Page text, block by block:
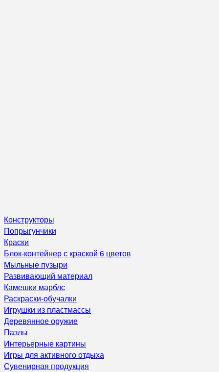
Конструкторы
Попрыгунчики
Краски
Блок-контейнер с краской 6 цветов
Мыльные пузыри
Развивающий материал
Камешки марблс
Раскраски-обучалки
Игрушки из пластмассы
Деревянное оружие
Пазлы
Интерьерные картины
Игры для активного отдыха
Сувенирная продукция